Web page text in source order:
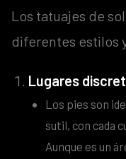
Los tatuajes de
diferentes estilos
Lugares
Los pies son
sutil, con cada
Aunque es un